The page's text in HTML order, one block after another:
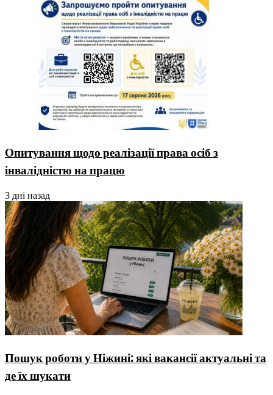
Опитування щодо реалізації права осіб з
інвалідністю на працю
3 дні назад
Пошук роботи у Ніжині: які вакансії актуальні та
де їх шукати